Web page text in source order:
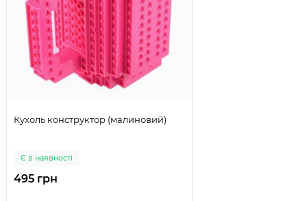
Кухоль конструктор (малиновий)
Є в наявності
495 грн